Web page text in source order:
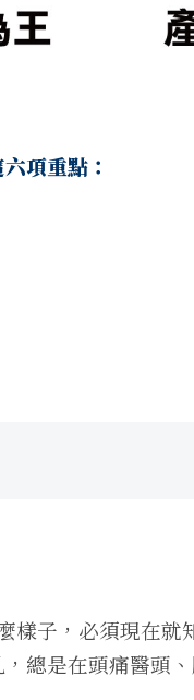
項重點：
樣子，必須現在就
總是在頭痛醫頭、